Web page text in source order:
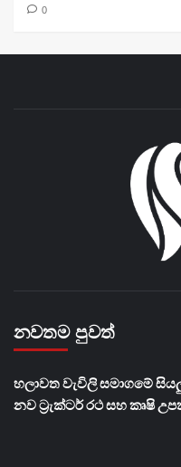
0
නවතම පුවත්
හලාවත වැවිලි සමාගමේ
නව ට්‍රැක්ටර් රථ සහ කෘෂි